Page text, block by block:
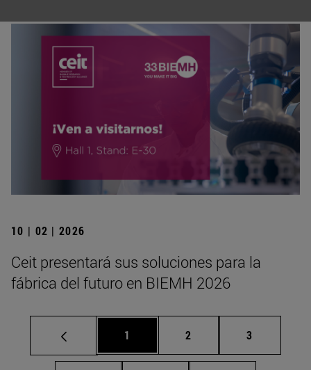
10 | 02 | 2026
Ceit presentará sus soluciones para la
fábrica del futuro en BIEMH 2026
Página
1 Página
2 Página
3